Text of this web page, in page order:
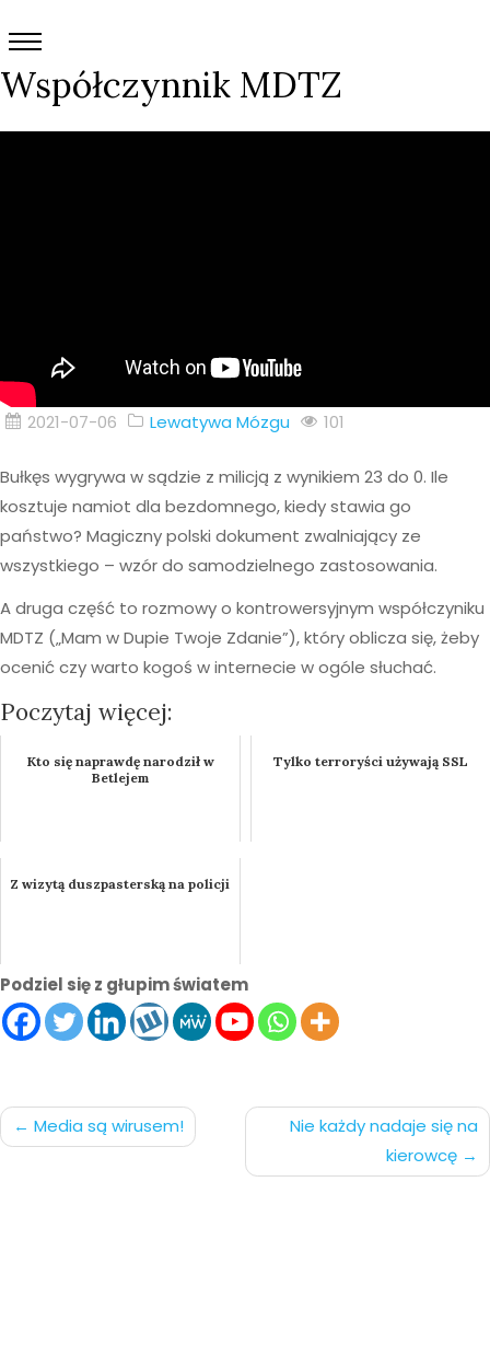
Współczynnik MDTZ
2021-07-06 Lewatywa Mózgu 101
Bułkęs wygrywa w sądzie z milicją z wynikiem 23 do 0. Ile
kosztuje namiot dla bezdomnego, kiedy stawia go
państwo? Magiczny polski dokument zwalniający ze
wszystkiego – wzór do samodzielnego zastosowania.
A druga część to rozmowy o kontrowersyjnym współczyniku
MDTZ („Mam w Dupie Twoje Zdanie”), który oblicza się, żeby
ocenić czy warto kogoś w internecie w ogóle słuchać.
Poczytaj więcej:
Kto się naprawdę narodził w
Betlejem
Tylko terroryści używają SSL
Z wizytą duszpasterską na policji
Podziel się z głupim światem
Nawigacja
Media są wirusem!
Nie każdy nadaje się na
kierowcę